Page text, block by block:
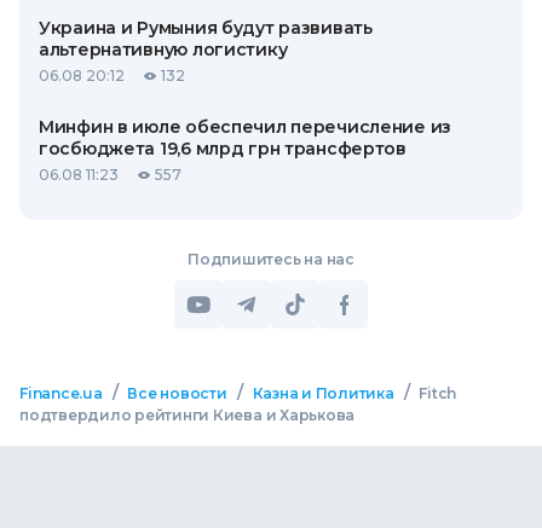
Украина и Румыния будут развивать
альтернативную логистику
06.08 20:12 132
Минфин в июле обеспечил перечисление из
госбюджета 19,6 млрд грн трансфертов
06.08 11:23 557
Подпишитесь на нас
Finance.ua / Все новости / Казна и Политика / Fitch
подтвердило рейтинги Киева и Харькова